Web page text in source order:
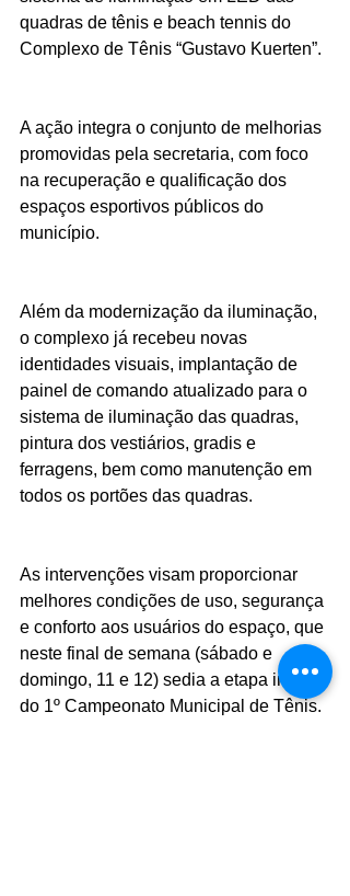
quadras de tênis e beach tennis do
Complexo de Tênis “Gustavo Kuerten”.
A ação integra o conjunto de melhorias
promovidas pela secretaria, com foco
na recuperação e qualificação dos
espaços esportivos públicos do
município.
Além da modernização da iluminação,
o complexo já recebeu novas
identidades visuais, implantação de
painel de comando atualizado para o
sistema de iluminação das quadras,
pintura dos vestiários, gradis e
ferragens, bem como manutenção em
todos os portões das quadras.
As intervenções visam proporcionar
melhores condições de uso, segurança
e conforto aos usuários do espaço, que
neste final de semana (sábado e
domingo, 11 e 12) sedia a etapa inicial
do 1º Campeonato Municipal de Tênis.